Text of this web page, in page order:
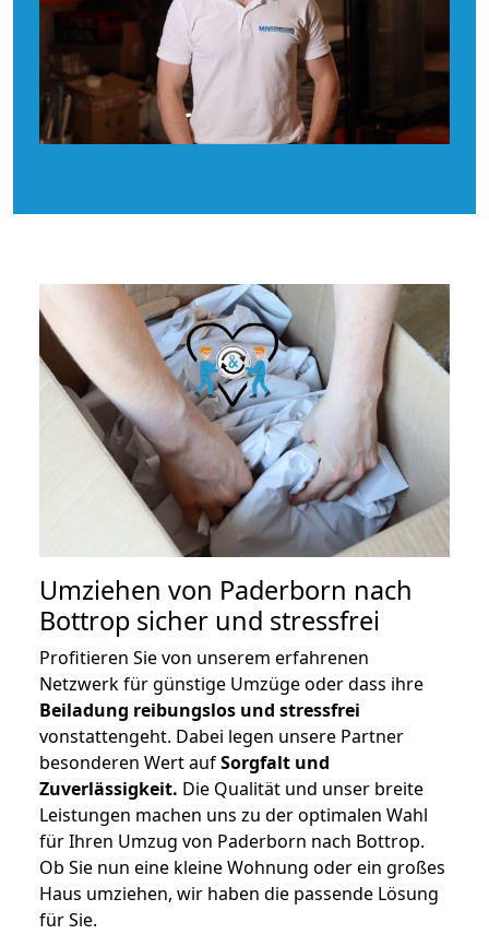
Umziehen von Paderborn nach
Bottrop sicher und stressfrei
Profitieren Sie von unserem erfahrenen
Netzwerk für günstige Umzüge oder dass ihre
Beiladung reibungslos und stressfrei
vonstattengeht. Dabei legen unsere Partner
besonderen Wert aufSorgfalt und
Zuverlässigkeit. Die Qualität und unser breite
Leistungen machen uns zu der optimalen Wahl
für Ihren Umzug von Paderborn nach Bottrop.
Ob Sie nun eine kleine Wohnung oder ein großes
Haus umziehen, wir haben die passende Lösung
für Sie.